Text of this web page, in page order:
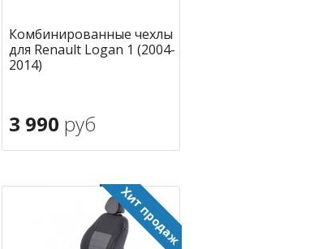
Комбинированные чехлы
для Renault Logan 1 (2004-
2014)
3 990 руб